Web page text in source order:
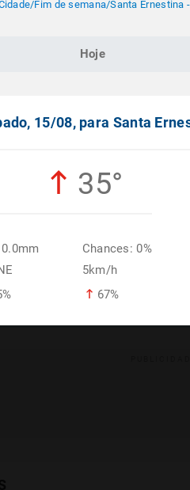
/Fim de semana/Santa Ernestina
Hoje
15/08, para Santa
35°
0.0mm
Chances: 0%
5km/h
67%